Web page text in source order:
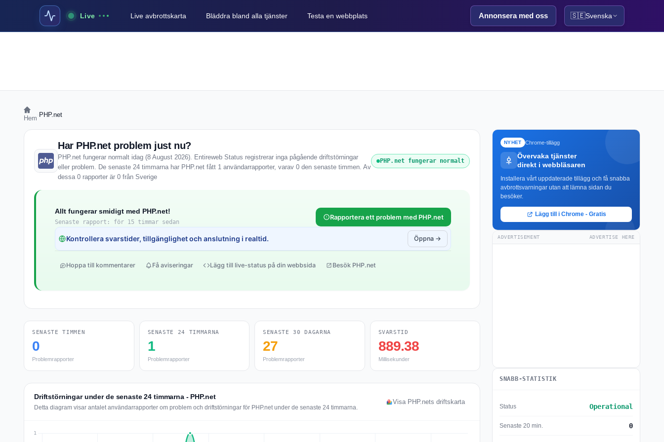
Live Live avbrottskarta Bläddra bland alla tjänster Testa en webbplats Annonsera med oss 🇸🇪Svenska
Hem PHP.net
Har PHP.net problem just nu?
PHP.net fungerar normalt idag (8 August 2026). Entireweb Status registrerar inga pågående driftstörningar
eller problem. De senaste 24 timmarna har PHP.net fått 1 användarrapporter, varav 0 den senaste timmen. Av
dessa 0 rapporter är 0 från Sverige
PHP.net fungerar normalt
Allt fungerar smidigt med PHP.net!
Senaste rapport: för 15 timmar sedan
Rapportera ett problem med PHP.net
Kontrollera svarstider, tillgänglighet och anslutning i realtid. Öppna →
Hoppa till kommentarer Få aviseringar Lägg till live-status på din webbsida Besök PHP.net
SENASTE TIMMEN
0
Problemrapporter
SENASTE 24 TIMMARNA
1
Problemrapporter
SENASTE 30 DAGARNA
27
Problemrapporter
SVARSTID
889.38
Millisekunder
Driftstörningar under de senaste 24 timmarna - PHP.net
Detta diagram visar antalet användarrapporter om problem och driftstörningar för PHP.net under de senaste 24 timmarna.
Visa PHP.nets driftskarta
NYHET Chrome-tillägg
Övervaka tjänster
direkt i webbläsaren
Installera vårt uppdaterade tillägg och få snabba
avbrottsvarningar utan att lämna sidan du
besöker.
Lägg till i Chrome - Gratis
ADVERTISEMENT ADVERTISE HERE
SNABB-STATISTIK
Status Operational
Senaste 20 min. 0